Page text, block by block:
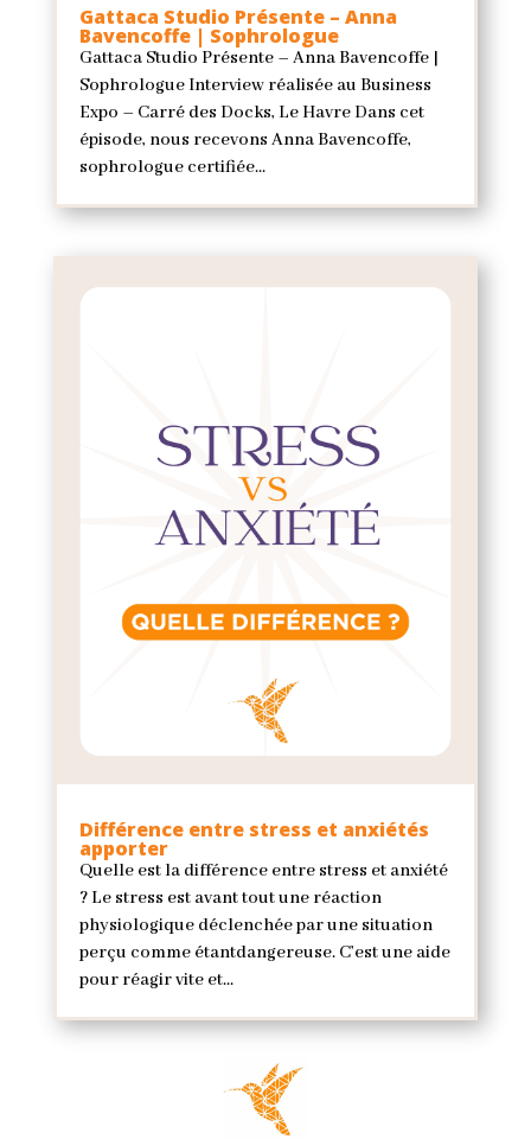
Gattaca Studio Présente – Anna
Bavencoffe | Sophrologue
Gattaca Studio Présente – Anna Bavencoffe |
Sophrologue Interview réalisée au Business
Expo – Carré des Docks, Le Havre Dans cet
épisode, nous recevons Anna Bavencoffe,
sophrologue certifiée...
Différence entre stress et anxiétés
apporter
Quelle est la différence entre stress et anxiété
? Le stress est avant tout une réaction
physiologique déclenchée par une situation
perçu comme étantdangereuse. C’est une aide
pour réagir vite et...